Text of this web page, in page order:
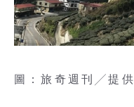
圖：旅奇週刊╱提供